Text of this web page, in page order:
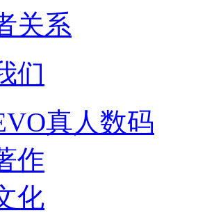
关系
们
真人数码
作
化